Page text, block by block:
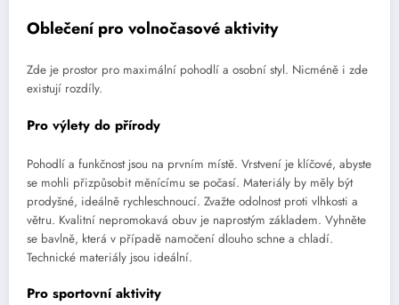
Oblečení pro volnočasové aktivity
Zde je prostor pro maximální pohodlí a osobní styl. Nicméně i zde
existují rozdíly.
Pro výlety do přírody
Pohodlí a funkčnost jsou na prvním místě. Vrstvení je klíčové, abyste
se mohli přizpůsobit měnícímu se počasí. Materiály by měly být
prodyšné, ideálně rychleschnoucí. Zvažte odolnost proti vlhkosti a
větru. Kvalitní nepromokavá obuv je naprostým základem. Vyhněte
se bavlně, která v případě namočení dlouho schne a chladí.
Technické materiály jsou ideální.
Pro sportovní aktivity